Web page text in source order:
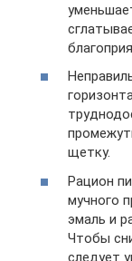
щетку.
Рацион
мучного
эмаль и
Чтобы
следует